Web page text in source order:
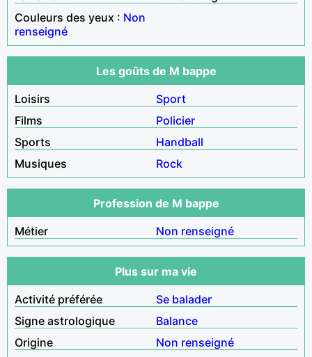
Couleurs des yeux : Non
renseigné
Les goûts de M bappe
Loisirs
Sport
Films
Policier
Sports
Handball
Musiques
Rock
Profession de M bappe
Métier
Non renseigné
Plus sur ma vie
Activité préférée
Se balader
Signe astrologique
Balance
Origine
Non renseigné